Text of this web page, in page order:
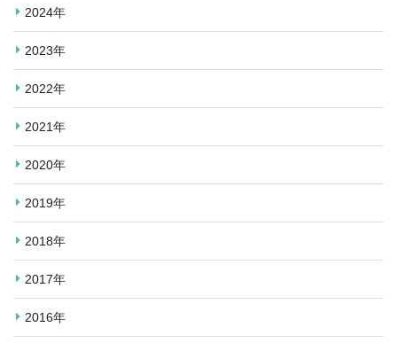
2024年
2023年
2022年
2021年
2020年
2019年
2018年
2017年
2016年